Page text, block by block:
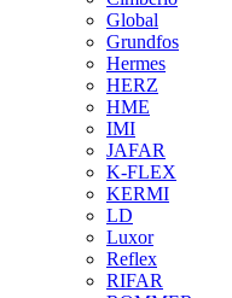
Global
Grundfos
Hermes
HERZ
HME
IMI
JAFAR
K-FLEX
KERMI
LD
Luxor
Reflex
RIFAR